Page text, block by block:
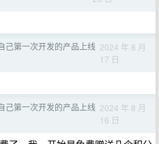
己第一次开发的产品上线 2024 年 8 月
17 日
己第一次开发的产品上线 2024 年 8 月
16 日